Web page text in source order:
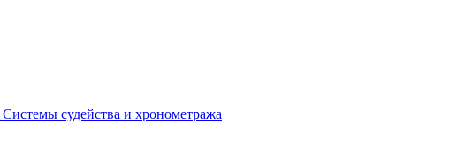
Системы судейства и хронометража